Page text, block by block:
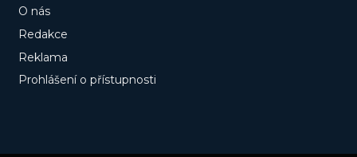
O nás
Redakce
Reklama
Prohlášení o přístupnosti